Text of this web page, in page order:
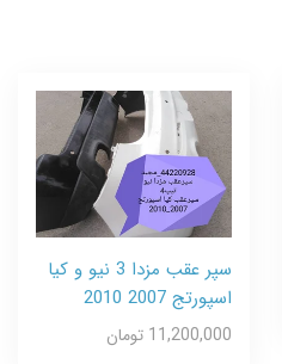
سپر عقب مزدا 3 نیو و کیا
اسپورتج 2007 2010
11,200,000 تومان